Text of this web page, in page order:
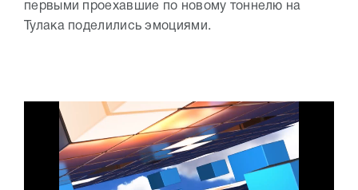
первыми проехавшие по новому тоннелю на
Тулака поделились эмоциями.